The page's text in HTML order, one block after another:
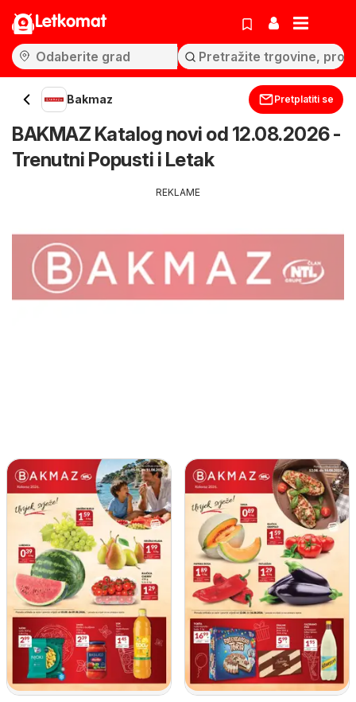
Letkomat
Bakmaz Pretplatiti se
BAKMAZ Katalog novi od 12.08.2026 -
Trenutni Popusti i Letak
REKLAME